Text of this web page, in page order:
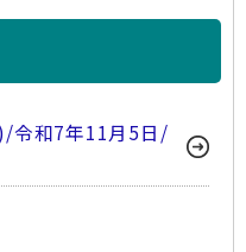
令和7年11月5日/